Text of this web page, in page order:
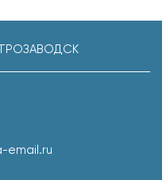
email.ru